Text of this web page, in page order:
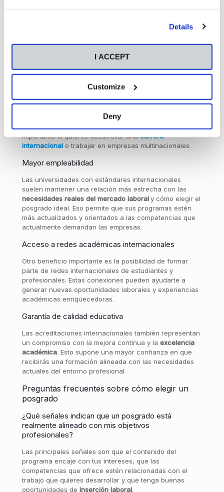
Details
I ACCEPT
Customize
Deny
Ventajas de estudiar en una universidad con
ofrece ventajas que pueden influir directamente en tu
desarrollo profesional y académico. Una de ellas, cómo
Un título respaldado por acreditaciones internacionales
facilitar oportunidades laborales o académicas en otros
países coninfluencia europea. Esto es especialmente
importante si quieres desarrollar unacarrera
internacionalo trabajar en empresas multinacionales.
Mayor empleabilidad
Las universidades con estándares internacionales
suelen mantener una relación más estrecha con las
necesidades reales del mercado laboraly cómo elegir el
posgrado ideal. Eso permite que sus programas estén
más actualizados y orientados a las competencias que
actualmente demandan las empresas.
Acceso a redes académicas internacionales
Otro beneficio importante es la posibilidad de formar
parte de redes internacionales de estudiantes y
profesionales. Estas conexiones pueden ayudarte a
generar nuevas oportunidades laborales y experiencias
académicas enriquecedoras.
Garantía de calidad educativa
Las acreditaciones internacionales también representan
un compromiso con la mejora continua y la excelencia
académica. Esto supone una mayor confianza en que
recibirás una formación alineada con las necesidades
actuales del entorno profesional.
Preguntas frecuentes sobre cómo elegir un
posgrado
¿Qué señales indican que un posgrado está
realmente alineado con mis objetivos
profesionales?
Las principales señales son que el contenido del
programa encaje con tus intereses, que las
competencias que ofrece estén relacionadas con el
trabajo que quieres desarrollar y que tenga buenas
oportunidades de inserción laboral.